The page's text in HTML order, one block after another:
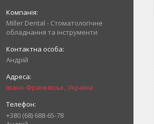
Miller Dental - Стоматологічне
обладнання та інструменти
Андрій
Івано-Франківськ, Україна
+380 (68) 688-65-78